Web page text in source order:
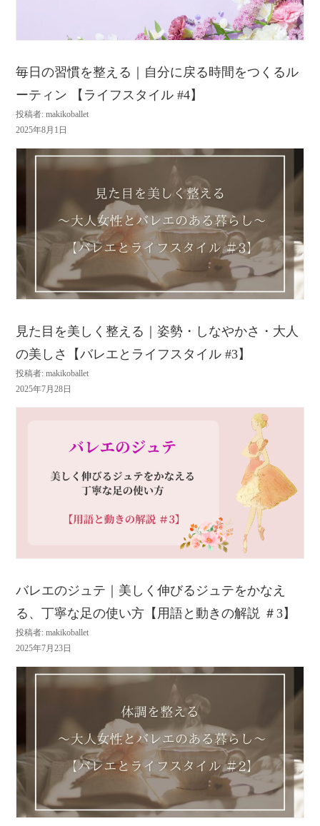
毎日の習慣を整える｜自分に戻る時間をつくるル
ーティン 【ライフスタイル #4】
投稿者: makikoballet
2025年8月1日
見た目を美しく整える｜姿勢・しなやかさ・大人
の美しさ【バレエとライフスタイル #3】
投稿者: makikoballet
2025年7月28日
バレエのジュテ｜美しく伸びるジュテをかなえ
る、丁寧な足の使い方【用語と動きの解説 ＃3】
投稿者: makikoballet
2025年7月23日